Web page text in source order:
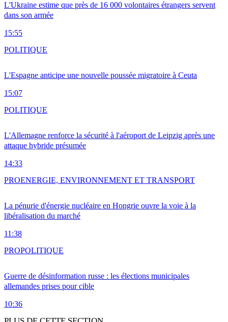
L'Ukraine estime que près de 16 000 volontaires étrangers servent
dans son armée
15:55
L'Espagne anticipe une nouvelle poussée migratoire à Ceuta
15:07
POLITIQUE
L'Allemagne renforce la sécurité à l'aéroport de Leipzig après une
attaque hybride présumée
14:33
POLITIQUE
La pénurie d'énergie nucléaire en Hongrie ouvre la voie à la
libéralisation du marché
11:38
PROENERGIE, ENVIRONNEMENT ET TRANSPORT
Guerre de désinformation russe : les élections municipales
allemandes prises pour cible
10:36
PROPOLITIQUE